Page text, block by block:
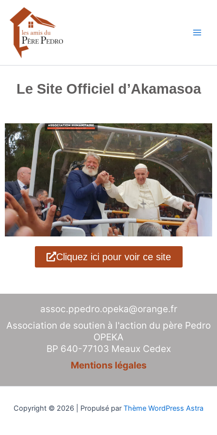
contenu
Le Site Officiel d’Akamasoa
Cliquez ici pour voir ce site
assoc.ppedro.opeka@orange.fr
Association de soutien à l'action du père Pedro
OPEKA
BP 640-77103 Meaux Cedex
Mentions légales
Copyright © 2026 | Propulsé par Thème WordPress Astra